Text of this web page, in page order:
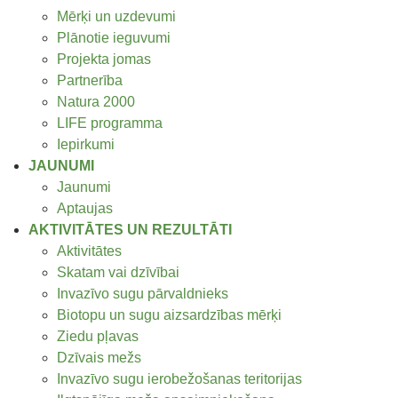
Mērķi un uzdevumi
Plānotie ieguvumi
Projekta jomas
Partnerība
Natura 2000
LIFE programma
Iepirkumi
JAUNUMI
Jaunumi
Aptaujas
AKTIVITĀTES UN REZULTĀTI
Aktivitātes
Skatam vai dzīvībai
Invazīvo sugu pārvaldnieks
Biotopu un sugu aizsardzības mērķi
Ziedu pļavas
Dzīvais mežs
Invazīvo sugu ierobežošanas teritorijas